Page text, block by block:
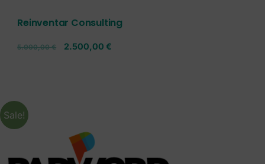
Reinventar Consulting
5.000,00€ 2.500,00 €
Sale!